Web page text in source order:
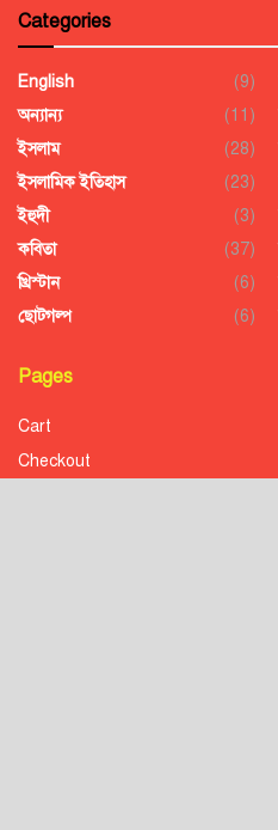
Categories
English
(9)
অন্যান্য
(11)
ইসলাম
(28)
ইসলামিক ইতিহাস
(23)
ইহুদী
(3)
কবিতা
(37)
খ্রিস্টান
(6)
ছোটগল্প
(6)
Pages
Cart
Checkout